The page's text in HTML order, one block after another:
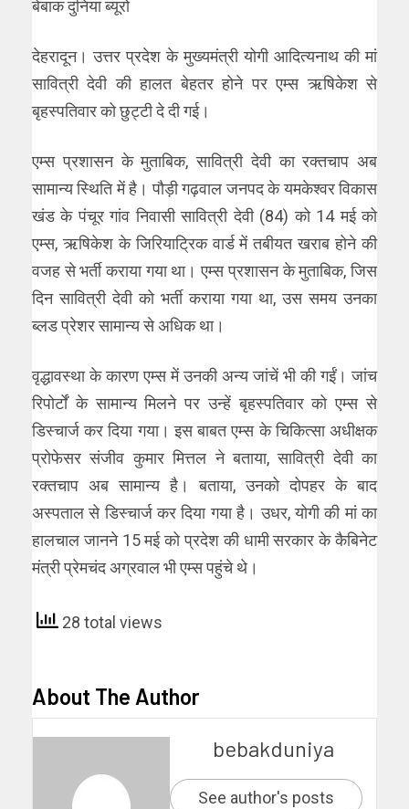
बेबाक दुनिया ब्यूरो
देहरादून। उत्तर प्रदेश के मुख्यमंत्री योगी आदित्यनाथ की मां
सावित्री देवी की हालत बेहतर होने पर एम्स ऋषिकेश से
बृहस्पतिवार को छुट्टी दे दी गई।
एम्स प्रशासन के मुताबिक, सावित्री देवी का रक्तचाप अब
सामान्य स्थिति में है। पौड़ी गढ़वाल जनपद के यमकेश्वर विकास
खंड के पंचूर गांव निवासी सावित्री देवी (84) को 14 मई को
एम्स, ऋषिकेश के जिरियाट्रिक वार्ड में तबीयत खराब होने की
वजह से भर्ती कराया गया था। एम्स प्रशासन के मुताबिक, जिस
दिन सावित्री देवी को भर्ती कराया गया था, उस समय उनका
ब्लड प्रेशर सामान्य से अधिक था।
वृद्धावस्था के कारण एम्स में उनकी अन्य जांचें भी की गईं। जांच
रिपोर्टों के सामान्य मिलने पर उन्हें बृहस्पतिवार को एम्स से
डिस्चार्ज कर दिया गया। इस बाबत एम्स के चिकित्सा अधीक्षक
प्रोफेसर संजीव कुमार मित्तल ने बताया, सावित्री देवी का
रक्तचाप अब सामान्य है। बताया, उनको दोपहर के बाद
अस्पताल से डिस्चार्ज कर दिया गया है। उधर, योगी की मां का
हालचाल जानने 15 मई को प्रदेश की धामी सरकार के कैबिनेट
मंत्री प्रेमचंद अग्रवाल भी एम्स पहुंचे थे।
28 total views
About The Author
bebakduniya
See author's posts